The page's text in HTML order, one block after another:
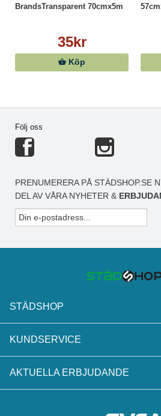
BrandsTransparent 70cmx5m
35kr
Köp
Följ oss
PRENUMERERA PÅ STÄDSHOP.SE
DEL AV VÅRA NYHETER &
STÄDSHOP
KUNDSERVICE
AKTUELLA ERBJUDANDE